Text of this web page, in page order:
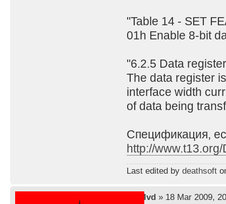
"Table 14 - SET
01h Enable 8-bit
"6.2.5 Data register
The data register
interface width
of data being
Спецификация,
http://
Last edited by deathsoft
lvd» 18 Mar 2009,